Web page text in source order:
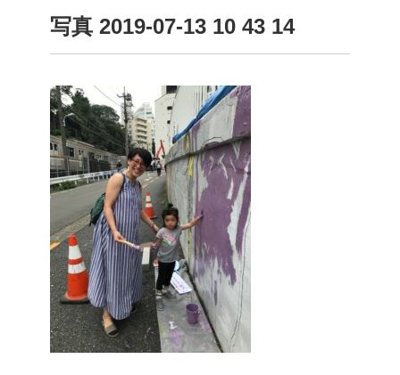
写真 2019-07-13 10 43 14